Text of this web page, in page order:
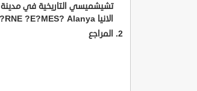
تشيشميسي التاريخية في مدينة
الانيا G?RNE ?E?MES? Alanya
المراجع